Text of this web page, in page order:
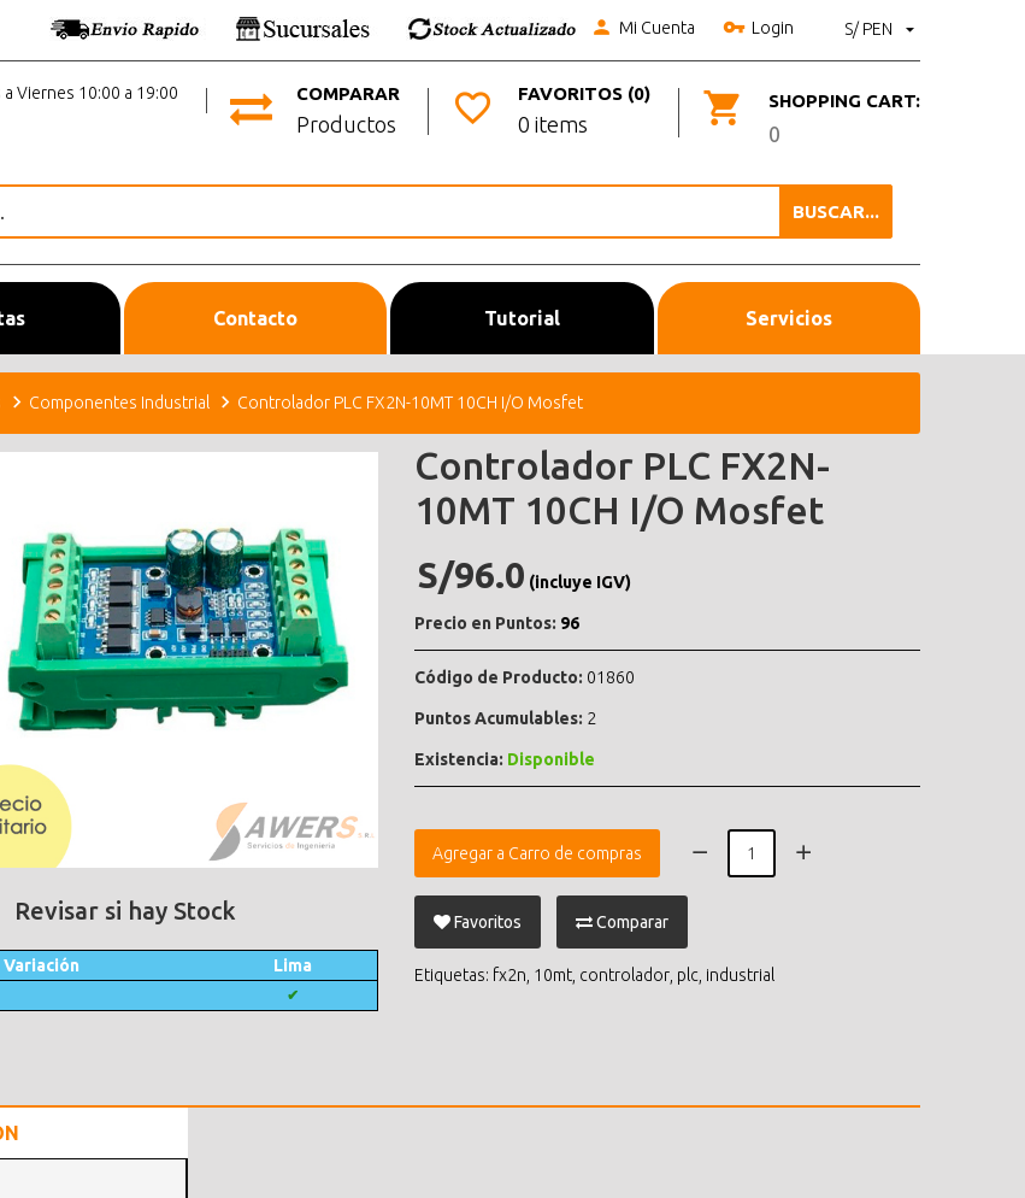
S/ PEN
Mi Cuenta Login
SHOPPING CART:
0
FAVORITOS (0)
0 items
COMPARAR
Productos
a Viernes 10:00 a 19:00
BUSCAR...
Contacto Tutorial Servicios
Componentes Industrial Controlador PLC FX2N-10MT 10CH I/O Mosfet
Revisar si hay Stock
Variación Lima
✔
Controlador PLC FX2N-
10MT 10CH I/O Mosfet
S/96.0 (incluye IGV)
Precio en Puntos: 96
Código de Producto: 01860
Puntos Acumulables: 2
Existencia: Disponible
Agregar a Carro de compras
Favoritos Comparar
Etiquetas: fx2n 10mt controlador plc industrial